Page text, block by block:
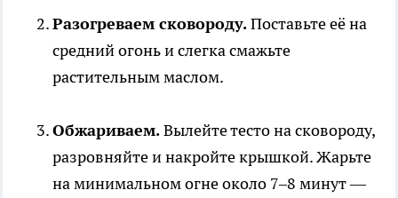
Разогреваем сковороду.Поставьте её на
средний огонь и слегка смажьте
растительным маслом.
Обжариваем.Вылейте тесто на сковороду,
разровняйте и накройте крышкой. Жарьте
на минимальном огне около 7–8 минут —